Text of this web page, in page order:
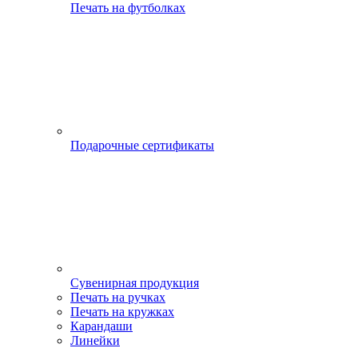
Печать на футболках
Подарочные сертификаты
Сувенирная продукция
Печать на ручках
Печать на кружках
Карандаши
Линейки